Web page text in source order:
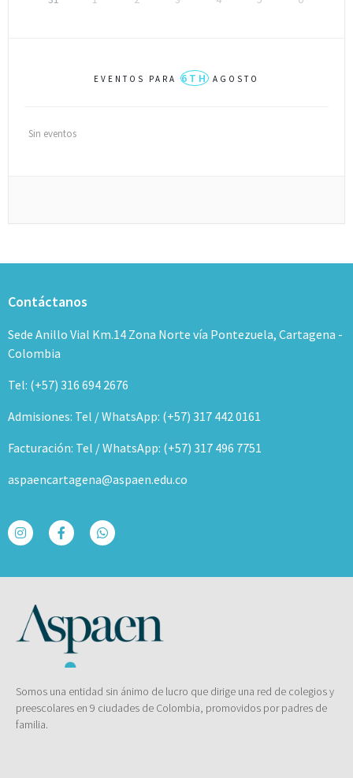
EVENTOS PARA 6TH AGOSTO
Sin eventos
Contáctanos
Sede Anillo Vial Km.14 Zona Norte vía Pontezuela, Cartagena -
Colombia
Tel: (+57) 316 694 2676
Admisiones: Tel / WhatsApp: (+57) 317 442 0161
Facturación: Tel / WhatsApp: (+57) 317 496 7751
aspaencartagena@aspaen.edu.co
Somos una entidad sin ánimo de lucro que dirige una red de colegios y
preescolares en 9 ciudades de Colombia, promovidos por padres de
familia.